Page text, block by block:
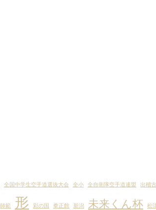
全国中学生空手道選抜大会 全小 全自衛隊空手道連盟 出稽古
師範 形 彩の国 拳正館 新潟 未来くん杯 松